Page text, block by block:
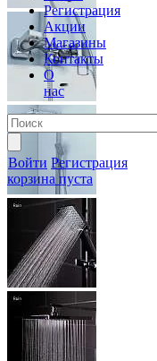
Регистрация
Акции
Магазины
Контакты
О
нас
Войти Регистрация
корзина пуста